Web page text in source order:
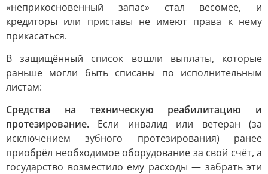
«неприкосновенный запас» стал весомее, и
кредиторы или приставы не имеют права к нему
прикасаться.
В защищённый список вошли выплаты, которые
раньше могли быть списаны по исполнительным
листам:
Средства на техническую реабилитацию и
протезирование. Если инвалид или ветеран (за
исключением зубного протезирования) ранее
приобрёл необходимое оборудование за свой счёт, а
государство возместило ему расходы — забрать эти